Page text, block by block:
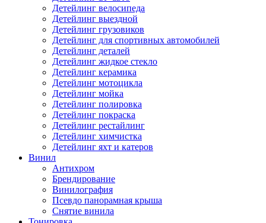
Детейлинг велосипеда
Детейлинг выездной
Детейлинг грузовиков
Детейлинг для спортивных автомобилей
Детейлинг деталей
Детейлинг жидкое стекло
Детейлинг керамика
Детейлинг мотоцикла
Детейлинг мойка
Детейлинг полировка
Детейлинг покраска
Детейлинг рестайлинг
Детейлинг химчистка
Детейлинг яхт и катеров
Винил
Антихром
Брендирование
Винилография
Псевдо панорамная крыша
Снятие винила